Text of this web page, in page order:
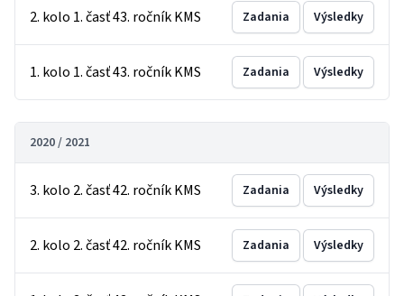
2. kolo 1. časť 43. ročník KMS Zadania Výsledky
1. kolo 1. časť 43. ročník KMS Zadania Výsledky
2020 / 2021
3. kolo 2. časť 42. ročník KMS Zadania Výsledky
2. kolo 2. časť 42. ročník KMS Zadania Výsledky